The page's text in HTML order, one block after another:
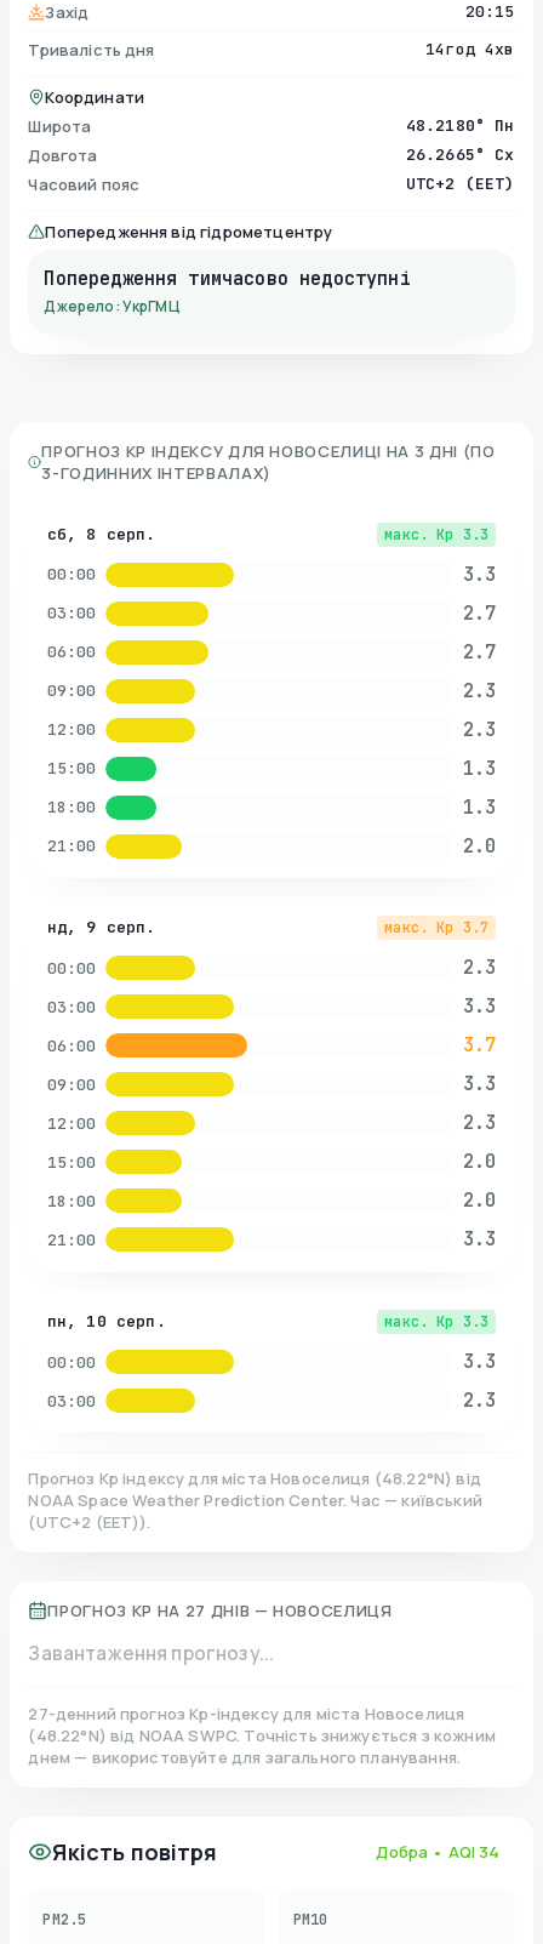
Захід 20:15
Тривалість дня 14год 4хв
Координати
Широта
48.2180° Пн
Довгота 26.2665° Сх
Часовий пояс UTC+2 (EET)
Попередження від гідрометцентру
Попередження тимчасово недоступні
Джерело: УкрГМЦ
ПРОГНОЗ KP ІНДЕКСУ ДЛЯ НОВОСЕЛИЦІ НА 3 ДНІ (ПО
3-ГОДИННИХ ІНТЕРВАЛАХ)
сб, 8 серп. макс. Kp 3.3
00:00 3.3
03:00 2.7
06:00 2.7
09:00 2.3
12:00 2.3
15:00 1.3
18:00 1.3
21:00 2.0
нд, 9 серп. макс. Kp 3.7
00:00 2.3
03:00 3.3
06:00 3.7
09:00 3.3
12:00 2.3
15:00 2.0
18:00 2.0
21:00 3.3
пн, 10 серп. макс. Kp 3.3
00:00 3.3
03:00 2.3
Прогноз Kp індексу для міста Новоселиця (48.22°N)від
NOAA Space Weather Prediction Center. Час — київський
(UTC+2 (EET)).
ПРОГНОЗ KP НА 27 ДНІВ — НОВОСЕЛИЦЯ
Завантаження прогнозу...
27-денний прогноз Kp-індексу для міста Новоселиця
(48.22°N)від NOAA SWPC. Точність знижується з кожним
днем — використовуйте для загального планування.
Якість повітря Добра • AQI 34
PM2.5 PM10